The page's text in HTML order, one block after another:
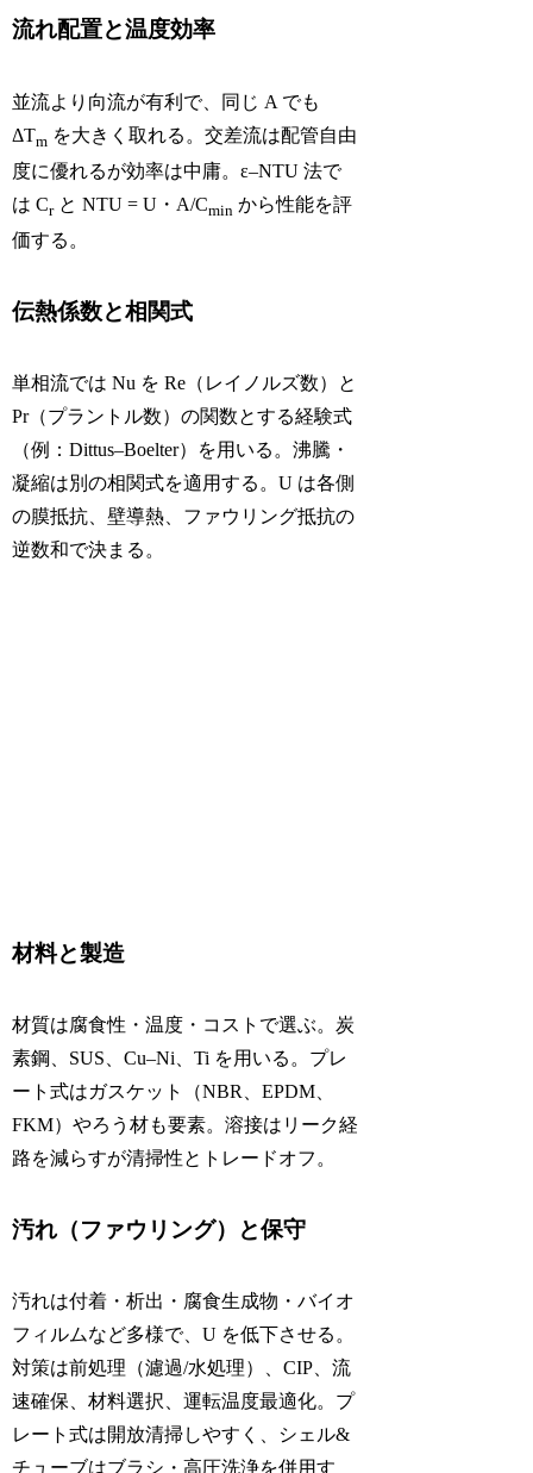
流れ配置と温度効率
並流より向流が有利で、同じ A でも
ΔTm を大きく取れる。交差流は配管自由
度に優れるが効率は中庸。ε–NTU 法で
は Crと NTU = U・A/Cmin から性能を評
価する。
伝熱係数と相関式
単相流では Nu を Re（レイノルズ数）と
Pr（プラントル数）の関数とする経験式
（例：Dittus–Boelter）を用いる。沸騰・
凝縮は別の相関式を適用する。U は各側
の膜抵抗、壁導熱、ファウリング抵抗の
逆数和で決まる。
材料と製造
材質は腐食性・温度・コストで選ぶ。炭
素鋼、SUS、Cu–Ni、Ti を用いる。プレ
ート式はガスケット（NBR、EPDM、
FKM）やろう材も要素。溶接はリーク経
路を減らすが清掃性とトレードオフ。
汚れ（ファウリング）と保守
汚れは付着・析出・腐食生成物・バイオ
フィルムなど多様で、U を低下させる。
対策は前処理（濾過/水処理）、CIP、流
速確保、材料選択、運転温度最適化。プ
レート式は開放清掃しやすく、シェル&
チューブはブラシ・高圧洗浄を併用す